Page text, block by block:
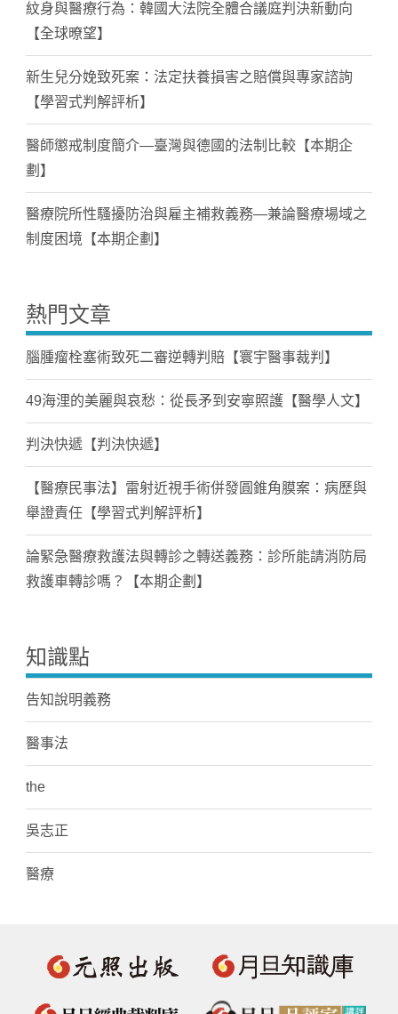
紋身與醫療行為：韓國大法院全體合議庭判決新動向
【全球暸望】
新生兒分娩致死案：法定扶養損害之賠償與專家諮詢
【學習式判解評析】
醫師懲戒制度簡介—臺灣與德國的法制比較【本期企
劃】
醫療院所性騷擾防治與雇主補救義務—兼論醫療場域之
制度困境【本期企劃】
熱門文章
腦腫瘤栓塞術致死二審逆轉判賠【寰宇醫事裁判】
49海浬的美麗與哀愁：從長矛到安寧照護【醫學人文】
判決快遞【判決快遞】
【醫療民事法】雷射近視手術併發圓錐角膜案：病歷與
舉證責任【學習式判解評析】
論緊急醫療救護法與轉診之轉送義務：診所能請消防局
救護車轉診嗎？【本期企劃】
知識點
告知說明義務
醫事法
the
吳志正
醫療